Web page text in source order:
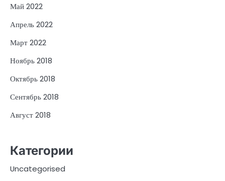
Май 2022
Апрель 2022
Март 2022
Ноябрь 2018
Октябрь 2018
Сентябрь 2018
Август 2018
Категории
Uncategorised